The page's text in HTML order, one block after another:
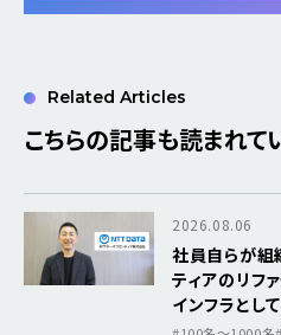
Related Articles
こちらの記事も読まれて
2026.08.06
社員自らが組
ティアのリフ
インフラとし
を軸にした採